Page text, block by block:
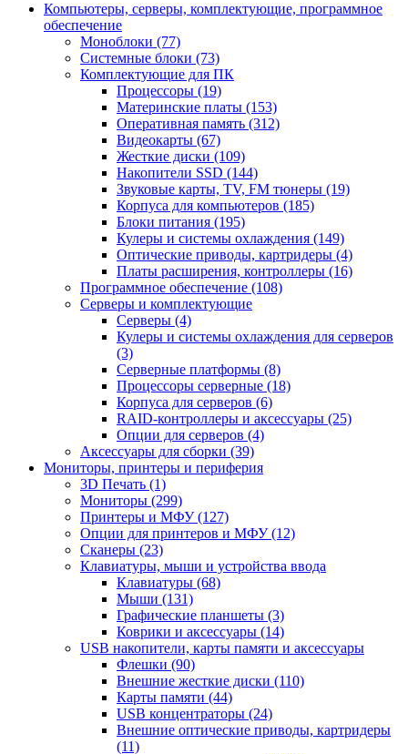
Компьютеры, серверы, комплектующие, программное
обеспечение
Моноблоки (77)
Системные блоки (73)
Комплектующие для ПК
Процессоры (19)
Материнские платы (153)
Оперативная память (312)
Видеокарты (67)
Жесткие диски (109)
Накопители SSD (144)
Звуковые карты, TV, FM тюнеры (19)
Корпуса для компьютеров (185)
Блоки питания (195)
Кулеры и системы охлаждения (149)
Оптические приводы, картридеры (4)
Платы расширения, контроллеры (16)
Программное обеспечение (108)
Серверы и комплектующие
Серверы (4)
Кулеры и системы охлаждения для серверов
(3)
Серверные платформы (8)
Процессоры серверные (18)
Корпуса для серверов (6)
RAID-контроллеры и аксессуары (25)
Опции для серверов (4)
Аксессуары для сборки (39)
Мониторы, принтеры и периферия
3D Печать (1)
Мониторы (299)
Принтеры и МФУ (127)
Опции для принтеров и МФУ (12)
Сканеры (23)
Клавиатуры, мыши и устройства ввода
Клавиатуры (68)
Мыши (131)
Графические планшеты (3)
Коврики и аксессуары (14)
USB накопители, карты памяти и аксессуары
Флешки (90)
Внешние жесткие диски (110)
Карты памяти (44)
USB концентраторы (24)
Внешние оптические приводы, картридеры
(11)